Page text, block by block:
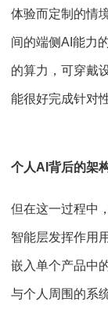
体验⽽定制的情
间的端侧AI能力
的算力，可穿戴
能很好完成针对
个人AI背后的架
但在这一过程中
智能层发挥作用
嵌⼊单个产品中
与个人周围的系